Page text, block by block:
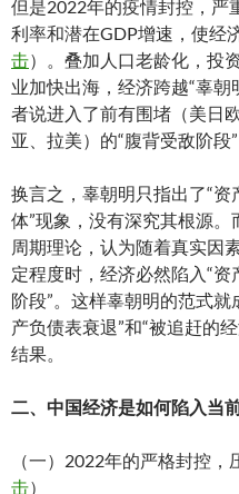
但是2022年的疫情封控，严
利率和潜在GDP增速，使经
击）。叠加人口老龄化，投
业加快出海，经济跨越“辜朝
者说进入了前有围堵（美日
亚、拉美）的“腹背受敌阶段
换言之，辜朝明只指出了“资
体”现象，没有深究其根源
周期理论，认为随着真实因
定程度时，经济必然陷入“
阶段”。这样辜朝明的范式
产负债表衰退”和“被追赶的
结果。
二、中国经济是如何陷入当
（一）2022年的严格封控
击）